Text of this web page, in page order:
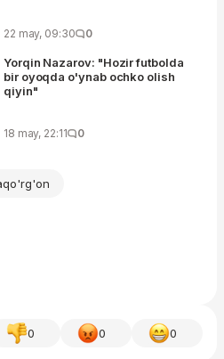
22 may, 09:30 0
Yorqin Nazarov: "Hozir futbolda
bir oyoqda o'ynab ochko olish
qiyin"
18 may, 22:11 0
0 0 0